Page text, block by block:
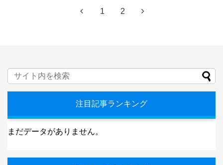
1 2
注目記事ランキング
まだデータがありません。